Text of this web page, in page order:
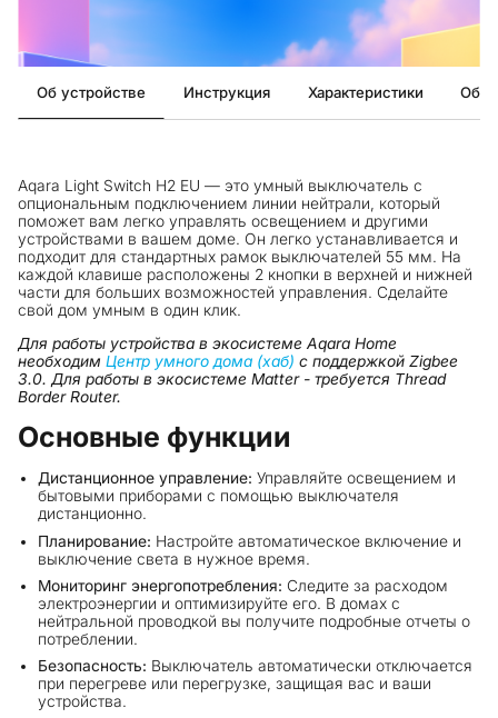
Об устройстве Инструкция Характеристики
Aqara Light Switch H2 EU — это умный выключатель c
опциональным подключением линии нейтрали, который
поможет вам легко управлять освещением и другими
устройствами в вашем доме. Он легко устанавливается и
подходит для стандартных рамок выключателей 55 мм. На
каждой клавише расположены 2 кнопки в верхней и нижней
части для больших возможностей управления. Сделайте
свой дом умным в один клик.
Для работы устройства в экосистеме Aqara Home
необходимЦентр умного дома (хаб) с поддержкой Zigbee
3.0. Для работы в экосистеме Matter - требуется Thread
Border Router.
Основные функции
Дистанционное управление: Управляйте освещением и
бытовыми приборами с помощью выключателя
дистанционно.
Планирование: Настройте автоматическое включение и
выключение света в нужное время.
Мониторинг энергопотребления: Следите за расходом
электроэнергии и оптимизируйте его. В домах с
нейтральной проводкой вы получите подробные отчеты о
потреблении.
Безопасность: Выключатель автоматически отключается
при перегреве или перегрузке, защищая вас и ваши
устройства.